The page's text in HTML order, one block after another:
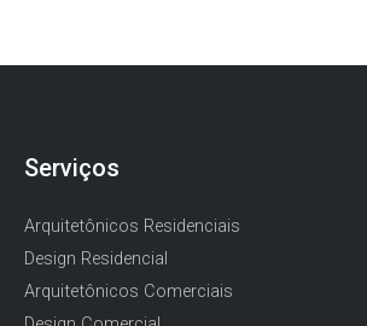
Serviços
Arquitetônicos Residenciais
Design Residencial
Arquitetônicos Comerciais